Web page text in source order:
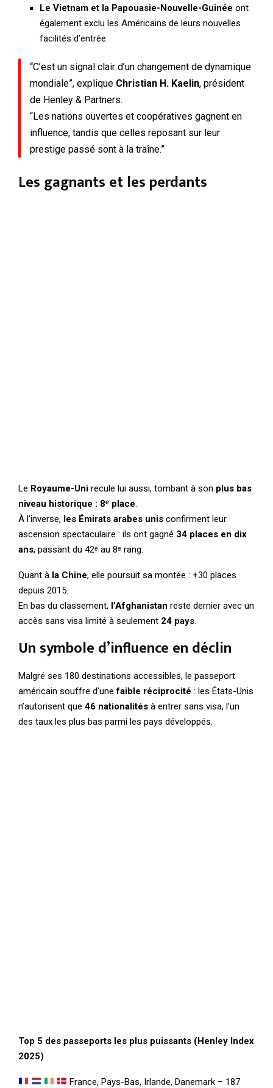
Le Vietnam et la Papouasie-Nouvelle-Guinée ont
également exclu les Américains de leurs nouvelles
facilités d’entrée.
“C’est un signal clair d’un changement de dynamique
mondiale”, explique Christian H. Kaelin, président
de Henley & Partners.
“Les nations ouvertes et coopératives gagnent en
influence, tandis que celles reposant sur leur
prestige passé sont à la traîne.”
Les gagnants et les perdants
Le Royaume-Uni recule lui aussi, tombant à son plus bas
niveau historique : 8ᵉ place.
À l’inverse, les Émirats arabes unis confirment leur
ascension spectaculaire : ils ont gagné 34 places en dix
ans, passant du 42ᵉ au 8ᵉ rang.
Quant à la Chine, elle poursuit sa montée : +30 places
depuis 2015.
En bas du classement, l’Afghanistan reste dernier avec un
accès sans visa limité à seulement 24 pays.
Un symbole d’influence en déclin
Malgré ses 180 destinations accessibles, le passeport
américain souffre d’unefaible réciprocité : les États-Unis
n’autorisent que 46 nationalités à entrer sans visa, l’un
des taux les plus bas parmi les pays développés.
Top 5 des passeports les plus puissants (Henley Index
2025)
France, Pays-Bas, Irlande, Danemark – 187